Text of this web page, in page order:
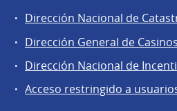
de
la
Dirección
General
de
Secretaría
Dirección Nacional de
Dirección General de Casinos
Dirección Nacional de
Acceso restringido a